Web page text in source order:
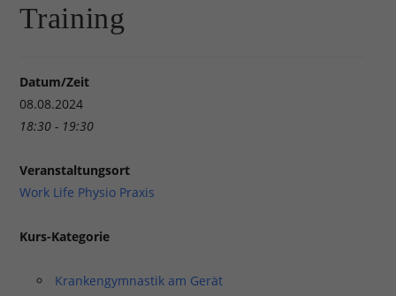
Training
Datum/Zeit
08.08.2024
18:30 - 19:30
Veranstaltungsort
Work Life Physio Praxis
Kurs-Kategorie
Krankengymnastik am Gerät